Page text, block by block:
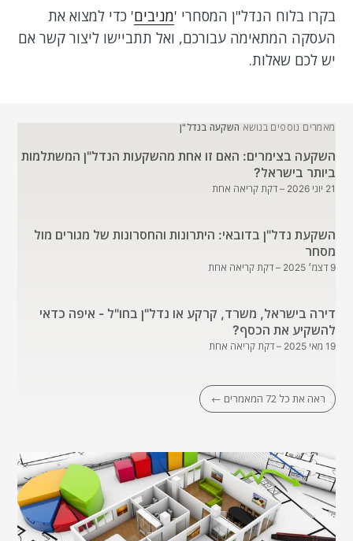
בקרו בלוח הנדל"ן המסחרי 'מניבים' כדי למצוא את
העסקה המתאימה עבורכם, ואל תתביישו ליצור קשר אם
יש לכם שאלות.
מאמרים נוספים בנושא השקעה בנדל"ן
השקעה בצימרים: האם זו אחת מהשקעות הנדל"ן המשתלמות
ביותר בישראל?
21 יוני 2026 – דקת קריאה אחת
השקעת נדל"ן בדובאי: היתרונות והחסרונות של מגורים מול
מסחר
9 דצמ׳ 2025 – דקת קריאה אחת
דירה בישראל, משרד, קרקע או נדל"ן בחו"ל - איפה כדאי
להשקיע את הכסף?
19 מאי 2025 – דקת קריאה אחת
ראה את כל 72 המאמרים ←